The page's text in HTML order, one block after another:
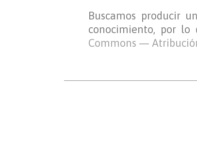
Buscamos producir
conocimiento, por
Commons —